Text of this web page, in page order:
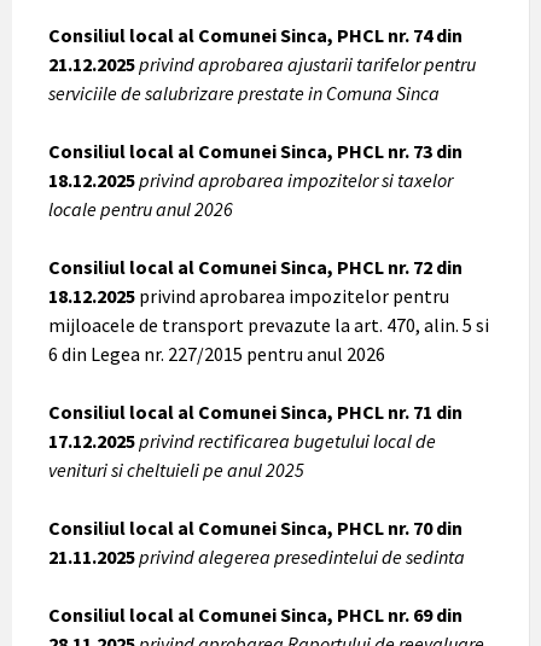
Consiliul local al Comunei Sinca, PHCL nr. 74 din
21.12.2025privind aprobarea ajustarii tarifelor pentru
serviciile de salubrizare prestate in Comuna Sinca
Consiliul local al Comunei Sinca, PHCL nr. 73 din
18.12.2025privind aprobarea impozitelor si taxelor
locale pentru anul 2026
Consiliul local al Comunei Sinca, PHCL nr. 72 din
18.12.2025 privind aprobarea impozitelor pentru
mijloacele de transport prevazute la art. 470, alin. 5 si
6 din Legea nr. 227/2015 pentru anul 2026
Consiliul local al Comunei Sinca, PHCL nr. 71 din
17.12.2025privind rectificarea bugetului local de
venituri si cheltuieli pe anul 2025
Consiliul local al Comunei Sinca, PHCL nr. 70 din
21.11.2025privind alegerea presedintelui de sedinta
Consiliul local al Comunei Sinca, PHCL nr. 69 din